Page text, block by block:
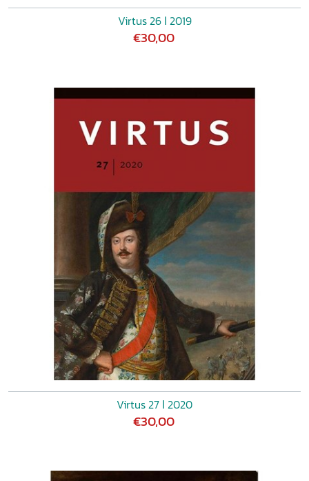
Virtus 26 ǀ 2019
€30,00
Virtus 27 ǀ 2020
€30,00